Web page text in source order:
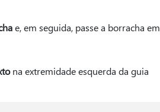
e, em seguida, passe a borracha em
na extremidade esquerda da guia